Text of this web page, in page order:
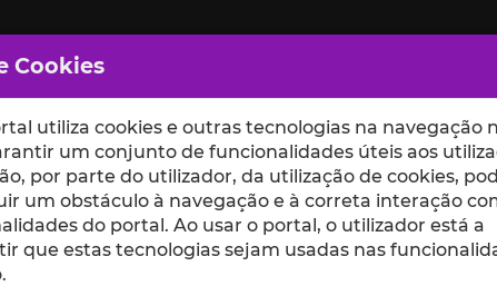
ESCOLAS UNIDADES
Cookies
utiliza cookies e outras tecnologias na navegação
um conjunto de funcionalidades úteis aos
por parte do utilizador, da utilização de cookies,
um obstáculo à navegação e à correta interação
do portal. Ao usar o portal, o utilizador está a
que estas tecnologias sejam usadas nas